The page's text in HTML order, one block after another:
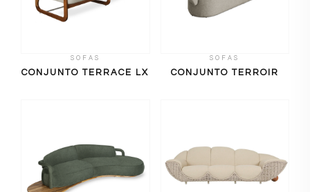
SOFAS
CONJUNTO TERRACE LX
SOFAS
CONJUNTO TERROIR